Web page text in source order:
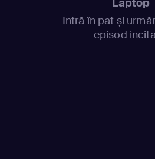
Laptop
Intră în pat și
episod